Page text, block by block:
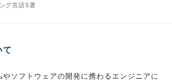
グ言語5選
て
ソフトウェアの開発に携わるエンジニアに